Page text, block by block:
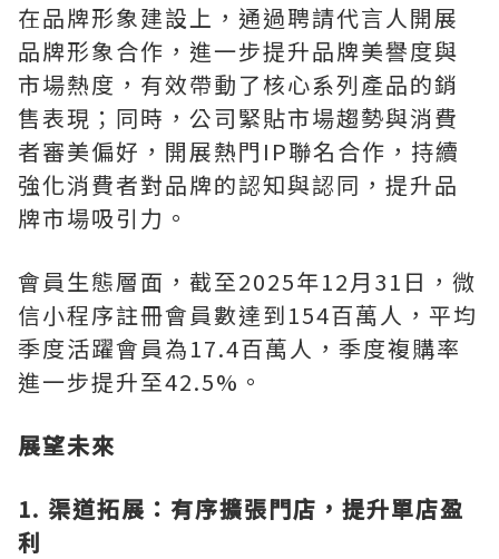
在品牌形象建設上，通過聘請代言人開展
品牌形象合作，進一步提升品牌美譽度與
市場熱度，有效帶動了核心系列產品的銷
售表現；同時，公司緊貼市場趨勢與消費
者審美偏好，開展熱門IP聯名合作，持續
強化消費者對品牌的認知與認同，提升品
牌市場吸引力。
會員生態層面，截至2025年12月31日，微
信小程序註冊會員數達到154百萬人，平均
季度活躍會員為17.4百萬人，季度複購率
進一步提升至42.5%。
展望未來
1. 渠道拓展：有序擴張門店，提升單店盈
利